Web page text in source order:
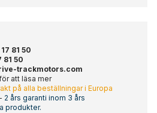
81 50
81 50
trackmotors.com
att läsa mer
på alla beställningar i Europa
2 års garanti inom 3 års
produkter.